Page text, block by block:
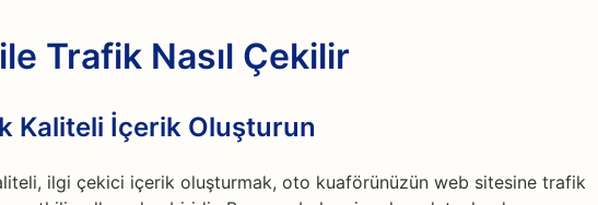
Trafik Nasıl Çekilir
Kaliteli İçerik Oluşturun
ilgi çekici içerik oluşturmak, oto kuaförünüzün web sitesine trafik